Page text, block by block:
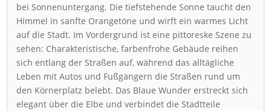
bei Sonnenuntergang. Die tiefstehende Sonne taucht den
Himmel in sanfte Orangetöne und wirft ein warmes Licht
auf die Stadt. Im Vordergrund ist eine pittoreske Szene zu
sehen: Charakteristische, farbenfrohe Gebäude reihen
sich entlang der Straßen auf, während das alltägliche
Leben mit Autos und Fußgängern die Straßen rund um
den Körnerplatz belebt. Das Blaue Wunder erstreckt sich
elegant über die Elbe und verbindet die Stadtteile